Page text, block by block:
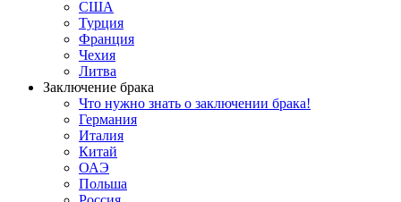
США
Турция
Франция
Чехия
Литва
Заключение брака
Что нужно знать о заключении брака!
Германия
Италия
Китай
ОАЭ
Польша